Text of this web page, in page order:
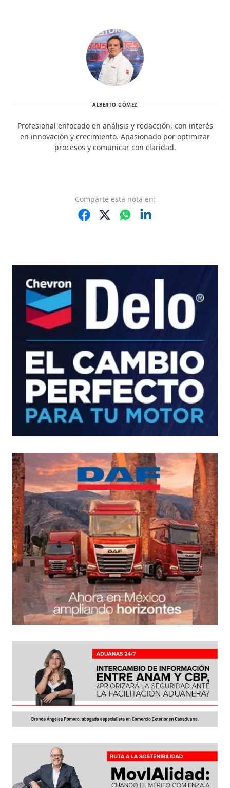
ALBERTO GÓMEZ
Profesional enfocado en análisis y redacción, con interés
en innovación y crecimiento. Apasionado por optimizar
procesos y comunicar con claridad.
Comparte esta nota en: